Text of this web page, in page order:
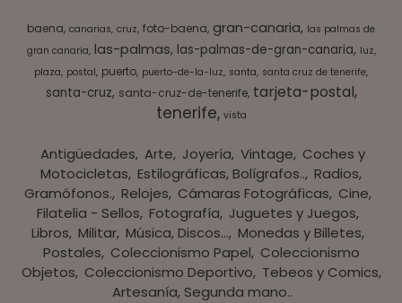
baena canarias cruz foto-baena gran-canaria las palmas de
gran canaria las-palmas las-palmas-de-gran-canaria luz
plaza postal puerto puerto-de-la-luz santa santa cruz de tenerife
santa-cruz santa-cruz-de-tenerife tarjeta-postal
tenerife vista
Antigüedades Arte Joyería Vintage Coches y
Motocicletas Estilográficas, Bolígrafos.. Radios,
Gramófonos. Relojes Cámaras Fotográficas Cine
Filatelia - Sellos Fotografía Juguetes y Juegos
Libros Militar Música, Discos... Monedas y Billetes
Postales Coleccionismo Papel Coleccionismo
Objetos Coleccionismo Deportivo Tebeos y Comics
Artesanía, Segunda mano..